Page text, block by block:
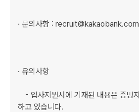
· 문의사항 : recruit@kakaobank.com
· 유의사항
- 입사지원서에 기재된 내용은 증빙
하고 있습니다.